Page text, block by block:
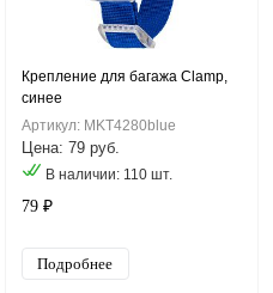
Крепление для багажа Clamp,
синее
Артикул: MKT4280blue
Цена: 79 руб.
В наличии: 110 шт.
79 ₽
Подробнее